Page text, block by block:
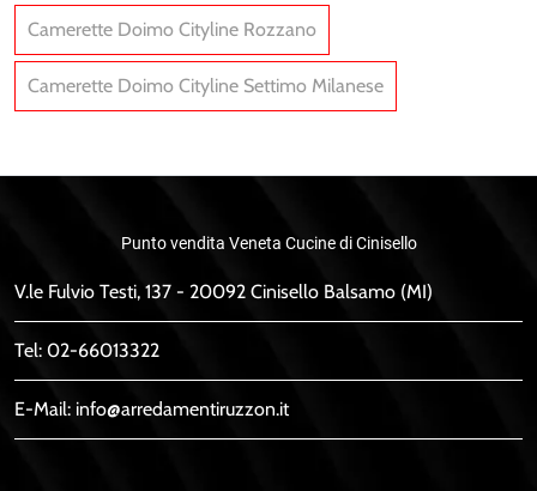
Camerette Doimo Cityline Rozzano
Camerette Doimo Cityline Settimo Milanese
Punto vendita Veneta Cucine di Cinisello
V.le Fulvio Testi, 137 - 20092 Cinisello Balsamo (MI)
Tel: 02-66013322
E-Mail: info@arredamentiruzzon.it